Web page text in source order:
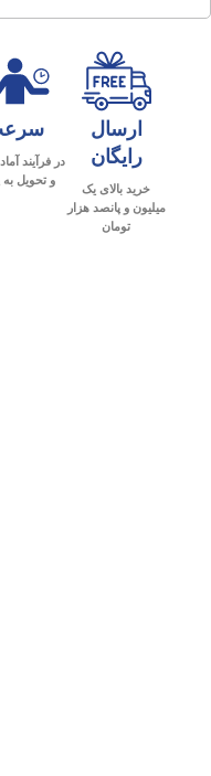
ارسال
رایگان
خرید بالای یک
میلیون و پانصد هزار
تومان
در فرآیند
و تحویل